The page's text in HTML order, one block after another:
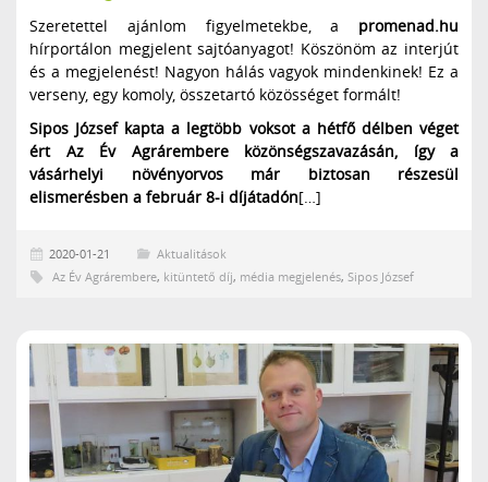
Szeretettel ajánlom figyelmetekbe, a promenad.hu
hírportálon megjelent sajtóanyagot! Köszönöm az interjút
és a megjelenést! Nagyon hálás vagyok mindenkinek! Ez a
verseny, egy komoly, összetartó közösséget formált!
Sipos József kapta a legtöbb voksot a hétfő délben véget
ért Az Év Agrárembere közönségszavazásán, így a
vásárhelyi növényorvos már biztosan részesül
elismerésben a február 8-i díjátadón[…]
2020-01-21
Aktualitások
Az Év Agrárembere, kitüntető díj, média megjelenés, Sipos József